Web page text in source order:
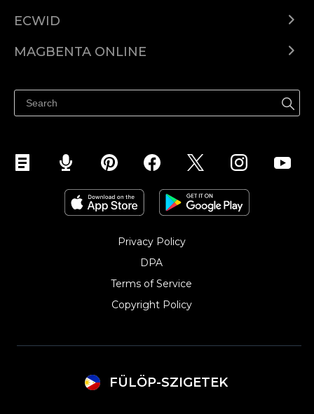
ECWID
Help center
MAGBENTA ONLINE
Ibenta sa Facebook
Privacy Policy
DPA
Terms of Service
Copyright Policy‎
FÜLÖP-SZIGETEK